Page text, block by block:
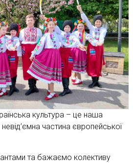
культура – це наша
частина європейської
та бажаємо колективу